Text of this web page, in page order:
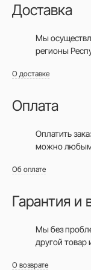
Доставка
Мы
регионы
О доставке
Оплата
Оплатить
можно
Об оплате
Гарантия и
Мы без
другой товар
О возврате